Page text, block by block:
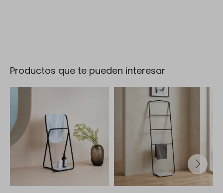
Productos que te pueden interesar